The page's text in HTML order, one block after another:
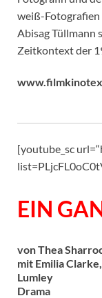
weiß-Fotografien
Abisag Tüllmann
Zeitkontext der
[youtube_sc
EIN
von Thea
mit Emilia
Lumley
Drama